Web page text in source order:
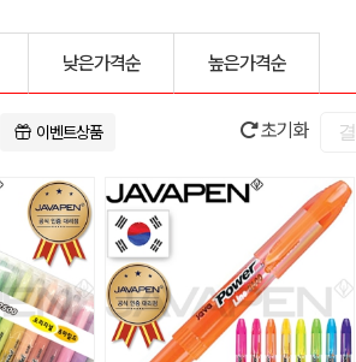
낮은가격순 높은가격순
이벤트상품 초기화